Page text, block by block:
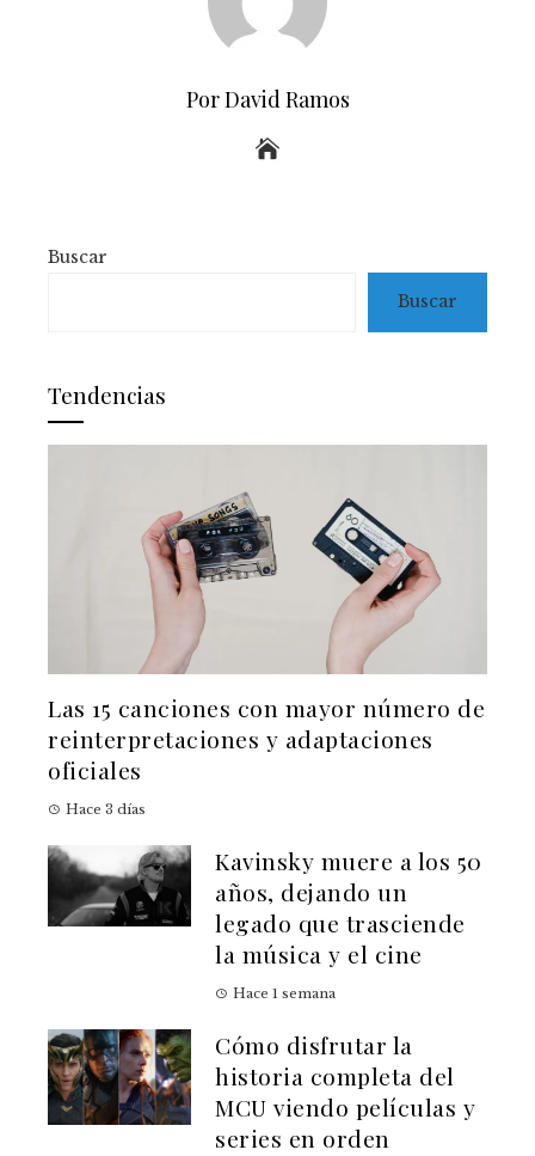
Por David Ramos
Buscar
Buscar
Tendencias
Las 15 canciones con mayor número de
reinterpretaciones y adaptaciones
oficiales
Hace 3 días
Kavinsky muere a los 50
años, dejando un
legado que trasciende
la música y el cine
Hace 1 semana
Cómo disfrutar la
historia completa del
MCU viendo películas y
series en orden